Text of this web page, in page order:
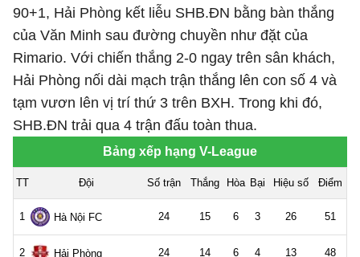
90+1, Hải Phòng kết liễu SHB.ĐN bằng bàn thắng
của Văn Minh sau đường chuyền như đặt của
Rimario. Với chiến thắng 2-0 ngay trên sân khách,
Hải Phòng nối dài mạch trận thắng lên con số 4 và
tạm vươn lên vị trí thứ 3 trên BXH. Trong khi đó,
SHB.ĐN trải qua 4 trận đấu toàn thua.